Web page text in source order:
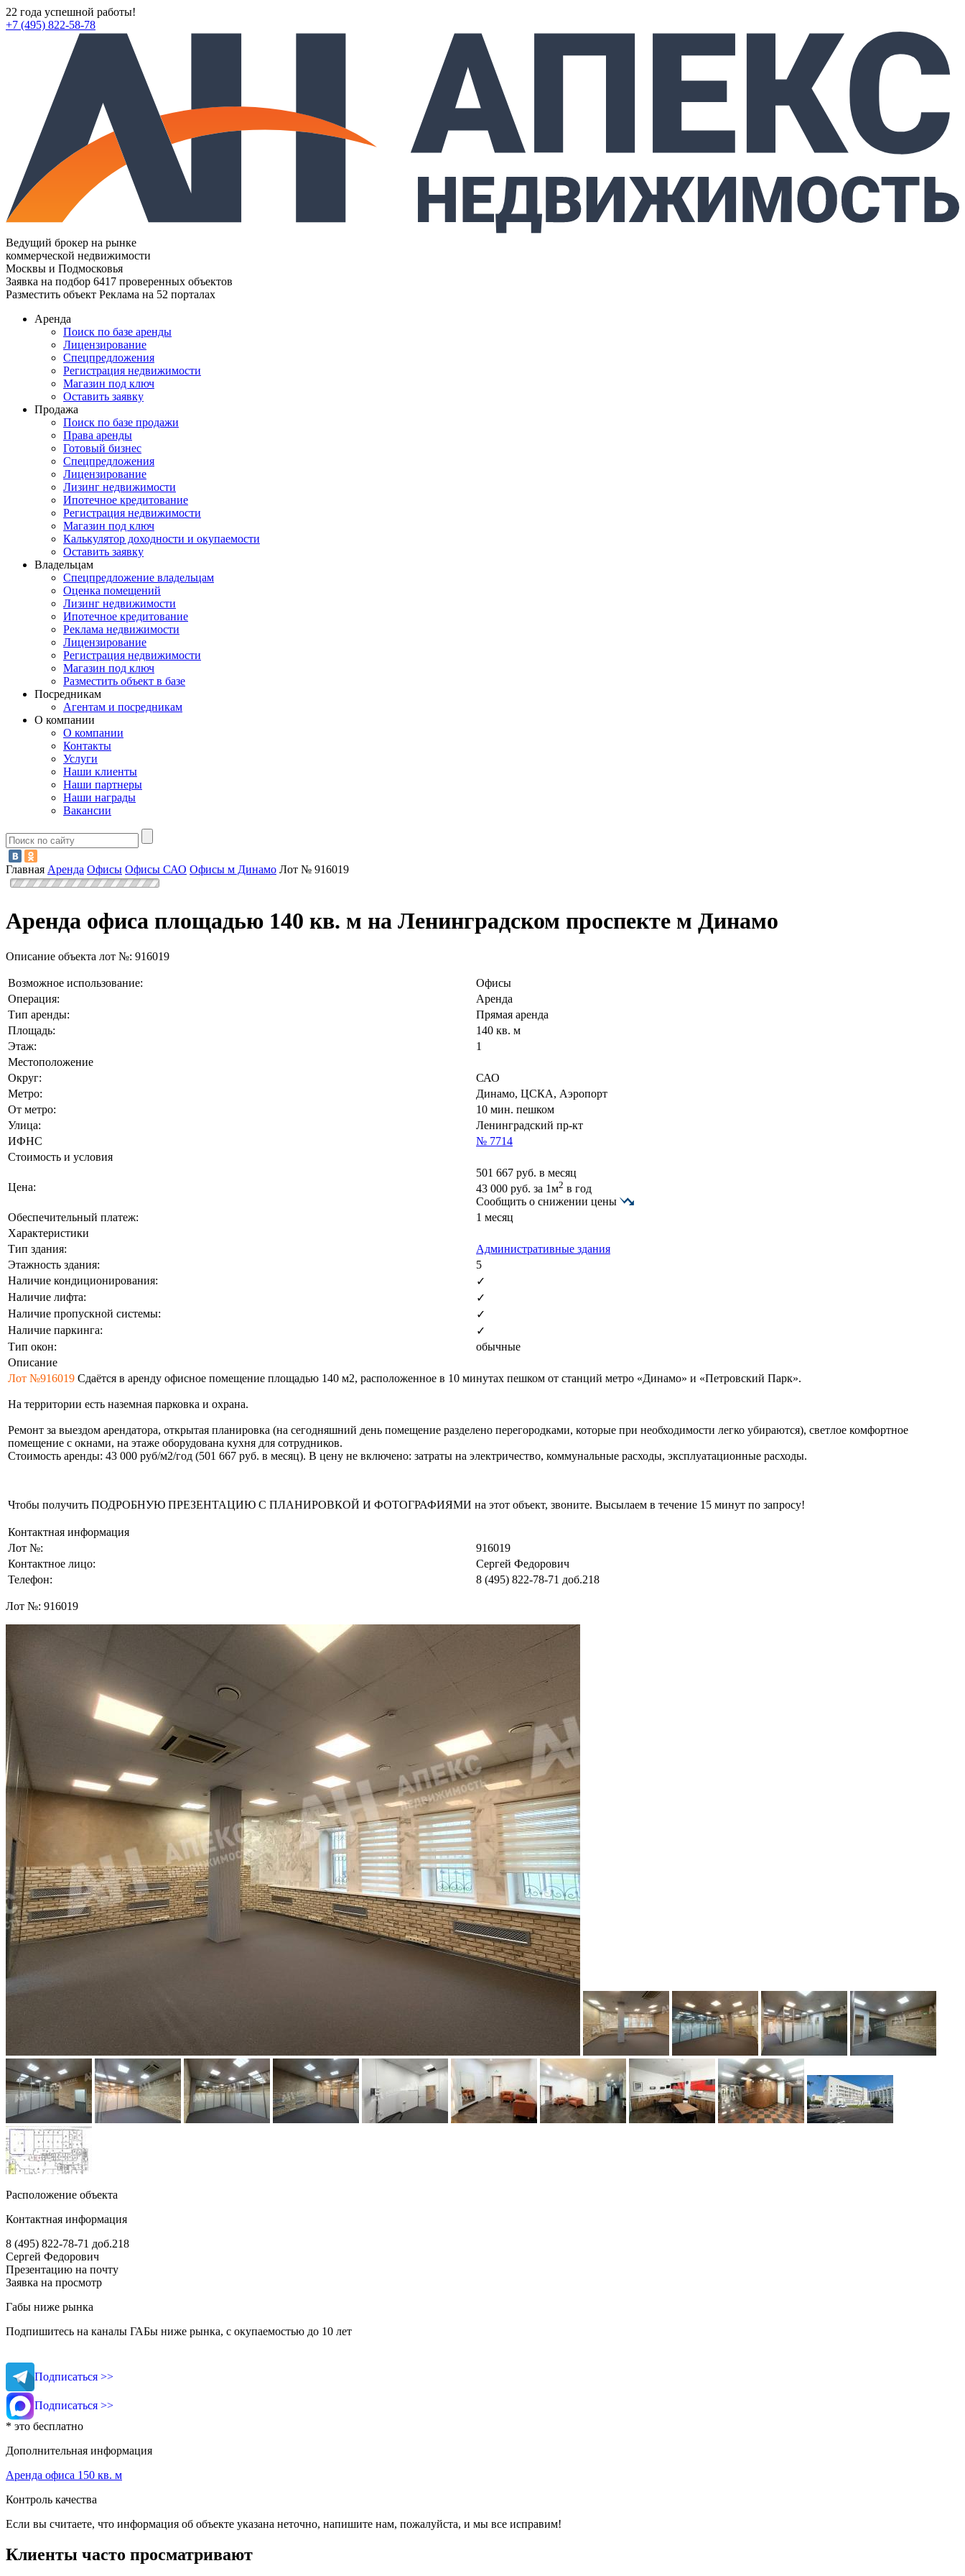
22 года успешной работы!
+7 (495) 822-58-78
Ведущий брокер на рынке
коммерческой недвижимости
Москвы и Подмосковья
Заявка на подбор 6417 проверенных объектов
Разместить объект Реклама на 52 порталах
Аренда
Поиск по базе аренды
Лицензирование
Спецпредложения
Регистрация недвижимости
Магазин под ключ
Оставить заявку
Продажа
Поиск по базе продажи
Права аренды
Готовый бизнес
Спецпредложения
Лицензирование
Лизинг недвижимости
Ипотечное кредитование
Регистрация недвижимости
Магазин под ключ
Калькулятор доходности и окупаемости
Оставить заявку
Владельцам
Спецпредложение владельцам
Оценка помещений
Лизинг недвижимости
Ипотечное кредитование
Реклама недвижимости
Лицензирование
Регистрация недвижимости
Магазин под ключ
Разместить объект в базе
Посредникам
Агентам и посредникам
О компании
О компании
Контакты
Услуги
Наши клиенты
Наши партнеры
Наши награды
Вакансии
Главная Аренда Офисы Офисы САО Офисы м Динамо Лот № 916019
Аренда офиса площадью 140 кв. м на Ленинградском проспекте м Динамо
Описание объекта лот №: 916019
Возможное использование:
Офисы
Операция:
Аренда
Тип аренды:
Прямая аренда
Площадь:
140 кв. м
Этаж:
1
Местоположение
Округ:
САО
Метро:
Динамо, ЦСКА, Аэропорт
От метро:
10 мин. пешком
Улица:
Ленинградский пр-кт
ИФНС
№ 7714
Стоимость и условия
Цена:
501 667 руб. в месяц
43 000 руб. за 1м2 в год
Сообщить о снижении цены
Обеспечительный платеж:
1 месяц
Характеристики
Тип здания:
Административные здания
Этажность здания:
5
Наличие кондиционирования:
✓
Наличие лифта:
✓
Наличие пропускной системы:
✓
Наличие паркинга:
✓
Тип окон:
обычные
Описание
Лот №916019 Сдаётся в аренду офисное помещение площадью 140 м2, расположенное в 10 минутах пешком от станций метро «Динамо» и «Петровский Парк».
На территории есть наземная парковка и охрана.
Ремонт за выездом арендатора, открытая планировка (на сегодняшний день помещение разделено перегородками, которые при необходимости легко убираются), светлое комфортное
помещение с окнами, на этаже оборудована кухня для сотрудников.
Стоимость аренды: 43 000 руб/м2/год (501 667 руб. в месяц). В цену не включено: затраты на электричество, коммунальные расходы, эксплуатационные расходы.
Чтобы получить ПОДРОБНУЮ ПРЕЗЕНТАЦИЮ С ПЛАНИРОВКОЙ И ФОТОГРАФИЯМИ на этот объект, звоните. Высылаем в течение 15 минут по запросу!
Контактная информация
Лот №:
916019
Контактное лицо:
Сергей Федорович
Телефон:
8 (495) 822-78-71 доб.218
Лот №: 916019
Расположение объекта
Контактная информация
8 (495) 822-78-71 доб.218
Сергей Федорович
Презентацию на почту
Заявка на просмотр
Габы ниже рынка
Подпишитесь на каналы ГАБы ниже рынка, с окупаемостью до 10 лет
Подписаться >>
Подписаться >>
* это бесплатно
Дополнительная информация
Аренда офиса 150 кв. м
Контроль качества
Если вы считаете, что информация об объекте указана неточно, напишите нам, пожалуйста, и мы все исправим!
Клиенты часто просматривают